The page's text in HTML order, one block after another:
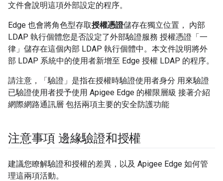
文件會說明這項外部設定的程序。
Edge 也會將角色型存取授權憑證儲存在獨立位置， 內部
LDAP 執行個體您是否設定了外部驗證服務 授權憑證「一
律」 儲存在這個內部 LDAP 執行個體中。本文件說明將外
部 LDAP 系統中的使用者新增至 Edge 授權 LDAP 的程序。
請注意，「驗證」 是指在授權時驗證使用者身分 用來驗證
已驗證使用者授予使用 Apigee Edge 的權限層級 接著介紹
網際網路通訊層 包括兩項主要的安全防護功能
注意事項 邊緣驗證和授權
建議您瞭解驗證和授權的差異，以及 Apigee Edge 如何管
理這兩項活動。